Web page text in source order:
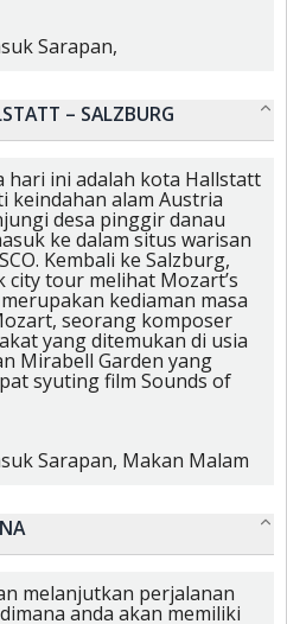
Sarapan,
– SALZBURG
hari ini adalah kota Hallstatt
keindahan alam Austria
desa pinggir danau
ke dalam situs warisan
Kembali ke Salzburg,
city tour melihat Mozart’s
kediaman masa
seorang komposer
yang ditemukan di usia
Mirabell Garden yang
syuting film Sounds of
Sarapan, Makan Malam
melanjutkan perjalanan
anda akan memiliki